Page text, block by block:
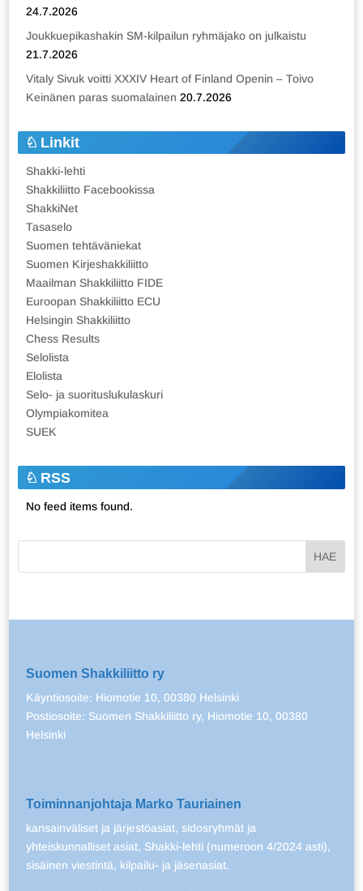
24.7.2026
Joukkuepikashakin SM-kilpailun ryhmäjako on julkaistu
21.7.2026
Vitaly Sivuk voitti XXXIV Heart of Finland Openin – Toivo
Keinänen paras suomalainen 20.7.2026
Linkit
Shakki-lehti
Shakkiliitto Facebookissa
ShakkiNet
Tasaselo
Suomen tehtäväniekat
Suomen Kirjeshakkiliitto
Maailman Shakkiliitto FIDE
Euroopan Shakkiliitto ECU
Helsingin Shakkiliitto
Chess Results
Selolista
Elolista
Selo- ja suorituslukulaskuri
Olympiakomitea
SUEK
RSS
No feed items found.
Suomen Shakkiliitto ry
Käyntiosoite: Hiomotie 10, 00380 Helsinki
Postiosoite: Suomen Shakkiliitto ry, Hiomotie 10, 00380
Helsinki
Toiminnanjohtaja Marko Tauriainen
kansainväliset ja järjestöasiat, sidosryhmät ja
yhteiskunnalliset asiat, Shakki-lehti (numeroon 4/2024 asti),
sisäinen viestintä, kilpailu- ja jäsenasiat.